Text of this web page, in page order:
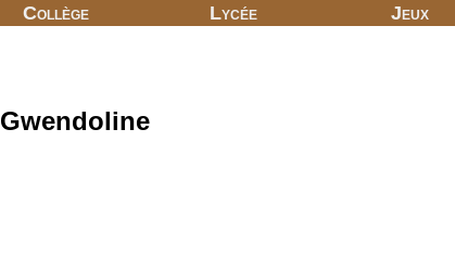
Collège Lycée Jeux